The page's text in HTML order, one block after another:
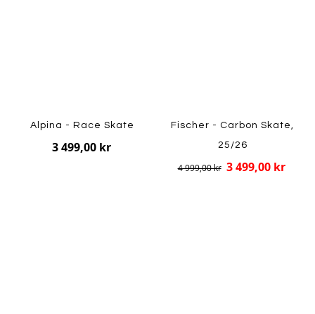
Alpina - Race Skate
3 499,00 kr
Fischer - Carbon Skate,
25/26
4 999,00 kr 3 499,00 kr